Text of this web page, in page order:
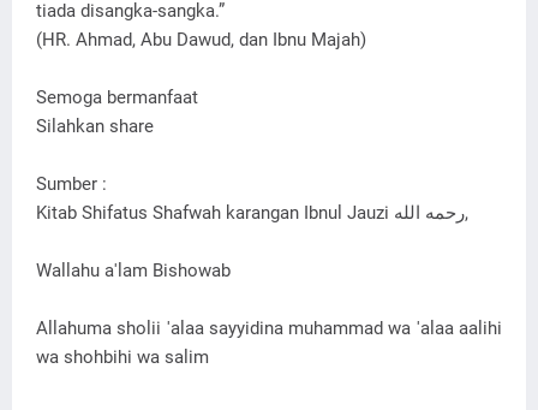
tiada disangka-sangka.”
(HR. Ahmad, Abu Dawud, dan Ibnu Majah)
Semoga bermanfaat
Silahkan share
Sumber :
Kitab Shifatus Shafwah karangan Ibnul Jauzi رحمه الله‎,
Wallahu a'lam Bishowab
Allahuma sholii 'alaa sayyidina muhammad wa 'alaa aalihi
wa shohbihi wa salim